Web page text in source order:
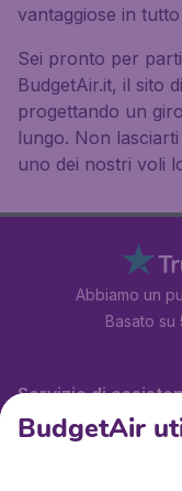
vantaggiose in
Sei pronto per
BudgetAir.it, il sito
progettando un
lungo. Non
uno dei nostri voli
Abbiamo un
Basato su
Servizio di
BudgetAir